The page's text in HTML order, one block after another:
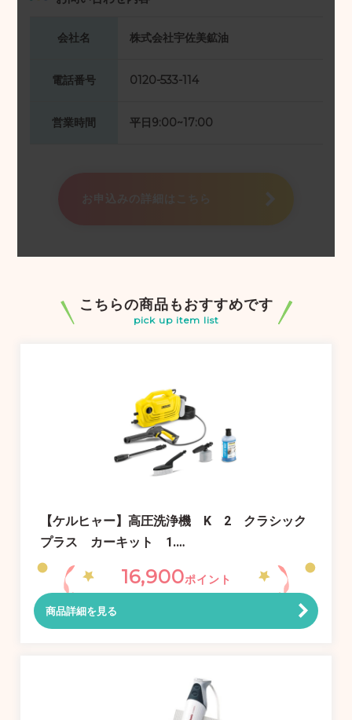
会社名 株式会社宇佐美鉱油
電話番号 0120-533-114
営業時間 平日9:00~17:00
お申込みの詳細はこちら
こちらの商品もおすすめです
pick up item list
【ケルヒャー】高圧洗浄機 K 2 クラシック
プラス カーキット 1.…
16,900ポイント
商品詳細を見る